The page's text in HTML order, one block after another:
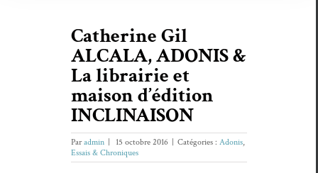
Catherine Gil
ALCALA, ADONIS &
La librairie et
maison d’édition
INCLINAISON
Paradmin 15 octobre 2016 Catégories : Adonis,
Essais & Chroniques